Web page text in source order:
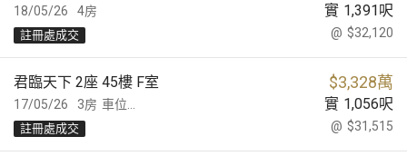
18/05/26 實 1,391 呎
4房
@ $32,120
註冊處成交
17/05/26
君臨天下 2座 45樓 F室 $3,328萬
車位... 實 1,056呎
3房
@ $31,515
註冊處成交